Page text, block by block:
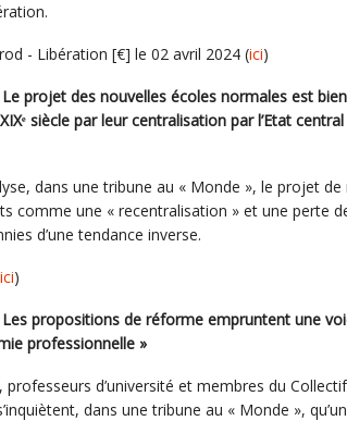
- Libération [€] le 02 avril 2024 (ici)
projet des nouvelles écoles normales est
siècle par leur centralisation par l’Etat
dans une tribune au « Monde », le projet
comme une « recentralisation » et une perte
d’une tendance inverse.
ici)
propositions de réforme empruntent une
professionnelle »
d’université et membres du Collectif
dans une tribune au « Monde »,